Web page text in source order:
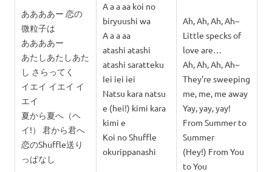
ああああー 恋の
微粒子は
ああああー
あたしあたしあた
し さらってく
イエイ イエイ イ
エイ
夏から夏へ（ヘ
イ!） 君から君へ
恋のShuffle送り
っぱなし
A a a aa koi no
biryuushi wa
A a a aa
atashi atashi
atashi saratteku
Iei iei iei
Natsu kara natsu
e (hei!) kimi kara
kimi e
Koi no Shuffle
okurippanashi
Ah, Ah, Ah, Ah~
Little specks of
love are…
Ah, Ah, Ah, Ah~
They’re sweeping
me, me, me away
Yay, yay, yay!
From Summer to
Summer
(Hey!) From You
to You